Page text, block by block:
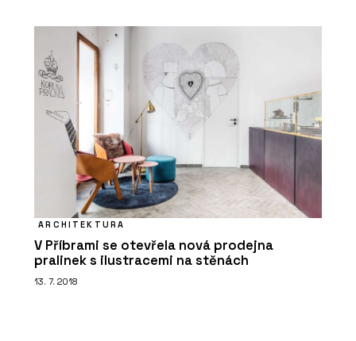
ARCHITEKTURA
V Příbrami se otevřela nová prodejna
pralinek s ilustracemi na stěnách
13. 7. 2018